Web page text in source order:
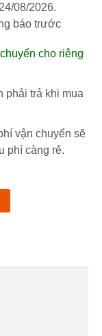
24/08/2026.
báo trước
cho riêng
phải trả khi mua
vận chuyển sẽ
phí càng rẻ.